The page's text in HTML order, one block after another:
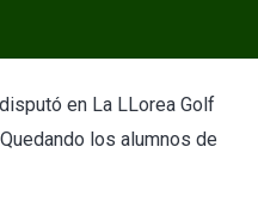
en La LLorea Golf
los alumnos de